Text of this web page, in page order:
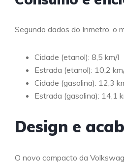
Segundo dados do Inmetro, o
Cidade (etanol): 8,5 km/l
Estrada (etanol): 10,2
Cidade (gasolina): 12,3
Estrada (gasolina): 14,1
Design e
O novo compacto da